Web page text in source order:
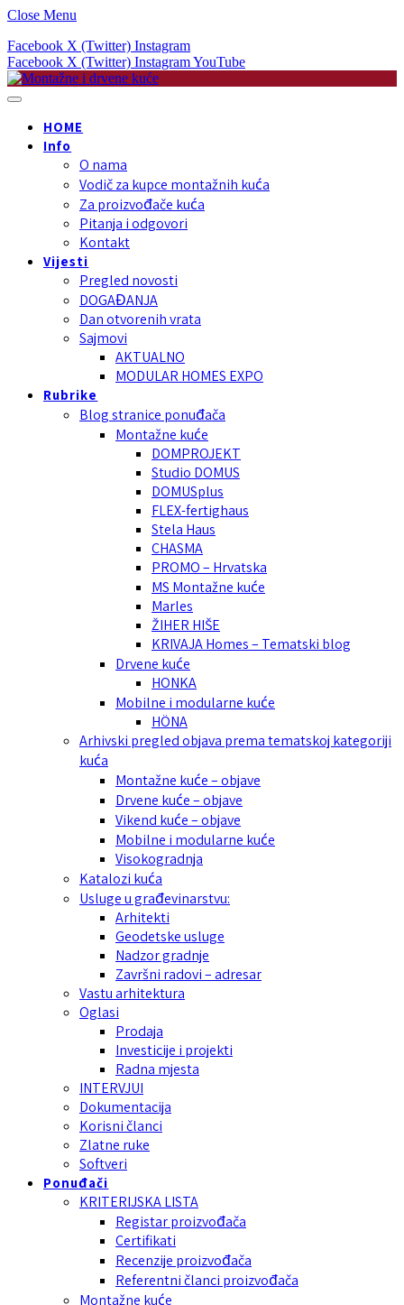
Close Menu
Facebook X (Twitter) Instagram
Facebook X (Twitter) InstagramYouTube
HOME
Info
O nama
Vodič za kupce montažnih kuća
Za proizvođače kuća
Pitanja i odgovori
Kontakt
Vijesti
Pregled novosti
DOGAĐANJA
Dan otvorenih vrata
Sajmovi
AKTUALNO
MODULAR HOMES EXPO
Rubrike
Blog stranice ponuđača
Montažne kuće
DOMPROJEKT
Studio DOMUS
DOMUSplus
FLEX-fertighaus
Stela Haus
CHASMA
PROMO – Hrvatska
MS Montažne kuće
Marles
ŽIHER HIŠE
KRIVAJA Homes – Tematski blog
Drvene kuće
HONKA
Mobilne i modularne kuće
HÖNA
Arhivski pregled objava prema tematskoj kategoriji
kuća
Montažne kuće – objave
Drvene kuće – objave
Vikend kuće – objave
Mobilne i modularne kuće
Visokogradnja
Katalozi kuća
Usluge u građevinarstvu:
Arhitekti
Geodetske usluge
Nadzor gradnje
Završni radovi – adresar
Vastu arhitektura
Oglasi
Prodaja
Investicije i projekti
Radna mjesta
INTERVJUI
Dokumentacija
Korisni članci
Zlatne ruke
Softveri
Ponuđači
KRITERIJSKA LISTA
Registar proizvođača
Certifikati
Recenzije proizvođača
Referentni članci proizvođača
Montažne kuće